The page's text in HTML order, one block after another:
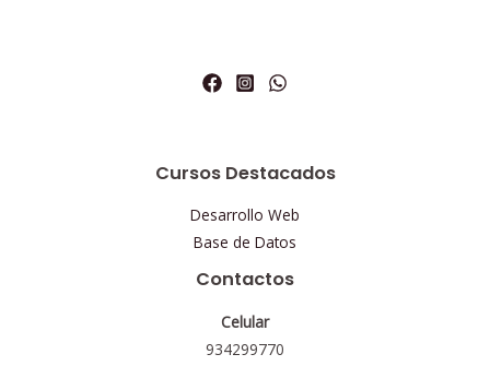
Cursos Destacados
Desarrollo Web
Base de Datos
Contactos
Celular
934299770